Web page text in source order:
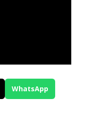
WhatsApp